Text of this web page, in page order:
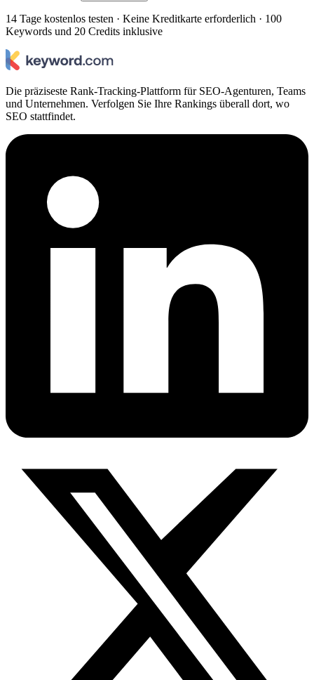
14 Tage kostenlos testen · Keine Kreditkarte erforderlich · 100
Keywords und 20 Credits inklusive
Die präziseste Rank-Tracking-Plattform für SEO-Agenturen, Teams
und Unternehmen. Verfolgen Sie Ihre Rankings überall dort, wo
SEO stattfindet.